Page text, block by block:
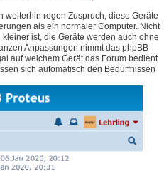
weiterhin regen Zuspruch, diese Geräte
als ein normaler Computer. Nicht
ist, die Geräte werden auch ohne
Anpassungen nimmt das phpBB
auf welchem Gerät das Forum bedient
sich automatisch den Bedürfnissen